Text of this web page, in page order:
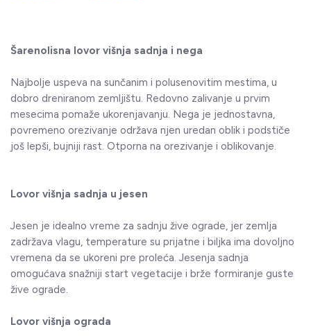
Šarenolisna lovor višnja sadnja i nega
Najbolje uspeva na sunčanim i polusenovitim mestima, u
dobro dreniranom zemljištu. Redovno zalivanje u prvim
mesecima pomaže ukorenjavanju. Nega je jednostavna,
povremeno orezivanje održava njen uredan oblik i podstiče
još lepši, bujniji rast. Otporna na orezivanje i oblikovanje.
Lovor višnja sadnja u jesen
Jesen je idealno vreme za sadnju žive ograde, jer zemlja
zadržava vlagu, temperature su prijatne i biljka ima dovoljno
vremena da se ukoreni pre proleća. Jesenja sadnja
omogućava snažniji start vegetacije i brže formiranje guste
žive ograde.
Lovor višnja ograda